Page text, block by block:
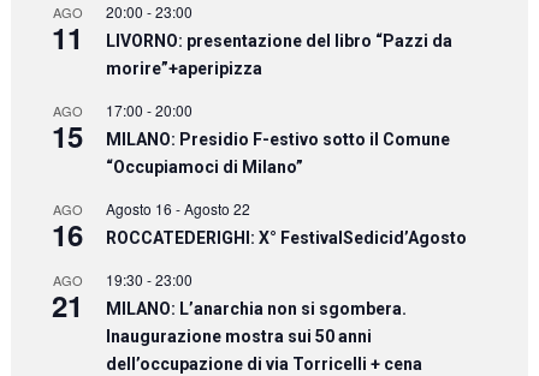
AGO
11
20:00 -23:00
LIVORNO: presentazione del libro “Pazzi da
morire”+aperipizza
AGO
15
17:00 -20:00
MILANO: Presidio F-estivo sotto il Comune
“Occupiamoci di Milano”
AGO
16
Agosto 16 -Agosto 22
ROCCATEDERIGHI: X° FestivalSedicid’Agosto
AGO
21
19:30 -23:00
MILANO: L’anarchia non si sgombera.
Inaugurazione mostra sui 50 anni
dell’occupazione di via Torricelli + cena